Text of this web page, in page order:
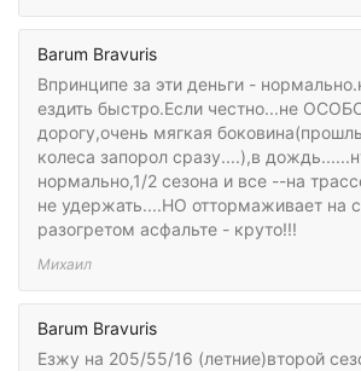
Barum Bravuris
Впринципе за эти деньги -
ездить быстро.Если честно...не
дорогу,очень мягкая
колеса запорол сразу....),в
нормально,1/2 сезона и все --на
не удержать....НО оттормаживает на
разогретом асфальте - круто!!!
Михаил
Barum Bravuris
Езжу на 205/55/16 (летние)второй